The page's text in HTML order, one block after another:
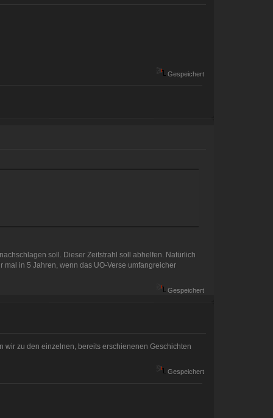
Gespeichert
soll. Dieser Zeitstrahl soll abhelfen. Natürlich
in 5 Jahren, wenn das UO-Verse umfangreicher
Gespeichert
wir zu den einzelnen, bereits erschienenen Geschichten
Gespeichert